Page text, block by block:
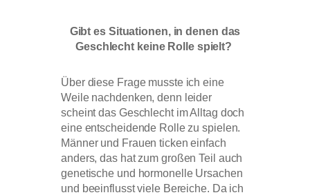
Gibt es Situationen, in denen das
Geschlecht keine Rolle spielt?
Über diese Frage musste ich eine
Weile nachdenken, denn leider
scheint das Geschlecht im Alltag doch
eine entscheidende Rolle zu spielen.
Männer und Frauen ticken einfach
anders, das hat zum großen Teil auch
genetische und hormonelle Ursachen
und beeinflusst viele Bereiche. Da ich